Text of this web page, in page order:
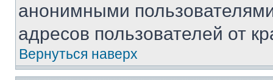
анонимными
адресов пользователей от
Вернуться наверх